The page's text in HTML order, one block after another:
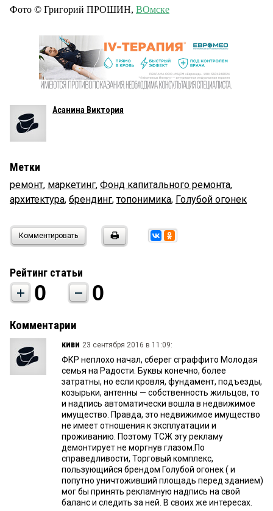
Фото © Григорий ПРОШИН, ВОмске
Асанина Виктория
Метки
ремонт, маркетинг, Фонд капитального ремонта,
архитектура, брендинг,топонимика, Голубой огонек
Комментировать
Рейтинг статьи
0 0
Комментарии
киви 23 сентября 2016 в 11:09:
ФКР неплохо начал, сберег сграффито Молодая
семья на Радости. Буквы конечно, более
затратны, но если кровля, фундамент, подъезды,
козырьки, антенны — собственность жильцов, то
и надпись автоматически вошла в недвижимое
имущество. Правда, это недвижимое имущество
не имеет отношения к эксплуатации и
проживанию. Поэтому ТСЖ эту рекламу
демонтирует не моргнув глазом.По
справедливости, Торговый комплекс,
пользующийся брендом Голубой огонек ( и
попутно уничтоживший площадь перед зданием)
мог бы принять рекламную надпись на свой
баланс и следить за ней. В своих же интересах.